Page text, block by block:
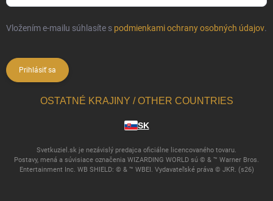
Vložením e-mailu súhlasíte s podmienkami ochrany osobných údajov.
Prihlásiť sa
OSTATNÉ KRAJINY / OTHER COUNTRIES
SK
Svetkuziel.sk je nezávislý predajca oficiálne licencovaného tovaru.
Postavy, mená a súvisiace označenia WIZARDING WORLD sú © & ™ Warner Bros.
Entertainment Inc. WB SHIELD: © & ™ WBEI. Vydavateľské práva © JKR. (s26)